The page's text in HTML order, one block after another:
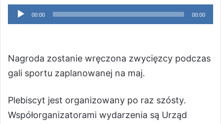
Odtwarzacz
plików
00:00 00:00
Nagroda zostanie wręczona zwycięzcy podczas
gali sportu zaplanowanej na maj.
Plebiscyt jest organizowany po raz szósty.
Współorganizatorami wydarzenia są Urząd